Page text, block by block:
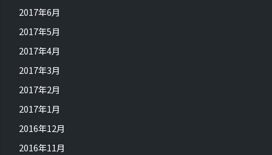
2017年6月
2017年5月
2017年4月
2017年3月
2017年2月
2017年1月
2016年12月
2016年11月